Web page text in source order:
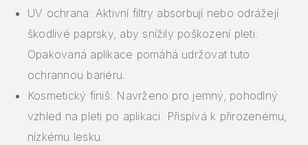
UV ochrana: Aktivní filtry absorbují nebo odrážejí
škodlivé paprsky, aby snížily poškození pleti.
Opakovaná aplikace pomáhá udržovat tuto
ochrannou bariéru.
Kosmetický finiš: Navrženo pro jemný, pohodlný
vzhled na pleti po aplikaci. Přispívá k přirozenému,
nízkému lesku.